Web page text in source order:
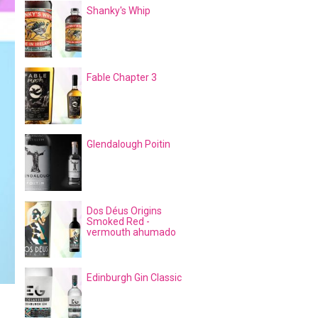
Shanky's Whip
Fable Chapter 3
Glendalough Poitin
Dos Déus Origins
Smoked Red -
vermouth ahumado
Edinburgh Gin Classic